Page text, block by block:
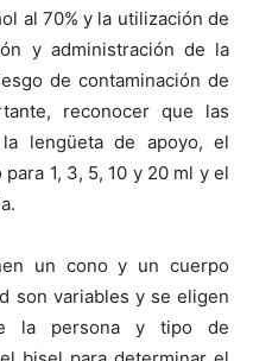
al 70% y la utilización de
y administración de la
de contaminación de
reconocer que las
lengüeta de apoyo, el
1, 3, 5, 10 y 20 ml y el
un cono y un cuerpo
son variables y se eligen
la persona y tipo de